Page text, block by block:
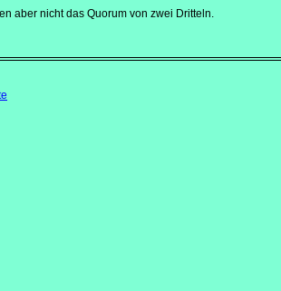
aber nicht das Quorum von zwei Dritteln.